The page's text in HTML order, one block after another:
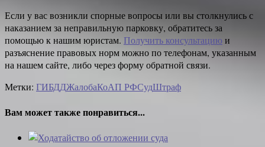
Если у вас возникли спорные вопросы или вы столкнулись с
наказанием за неправильную парковку, обратитесь за
помощью к нашим юристам. Получить консультацию и
разъяснение правовых норм можно по телефонам, указанным
на нашем сайте, либо через форму обратной связи.
Метки: ГИБДДЖалобаКоАП РФСудШтраф
Вам может также понравиться...